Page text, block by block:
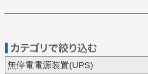
無停電電源装置(UPS)